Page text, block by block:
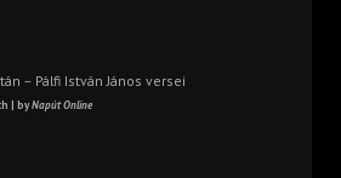
– Pálfi István János versei
| byNapút Online